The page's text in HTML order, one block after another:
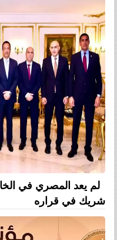
لم يعد المصري في
شريك في قراره